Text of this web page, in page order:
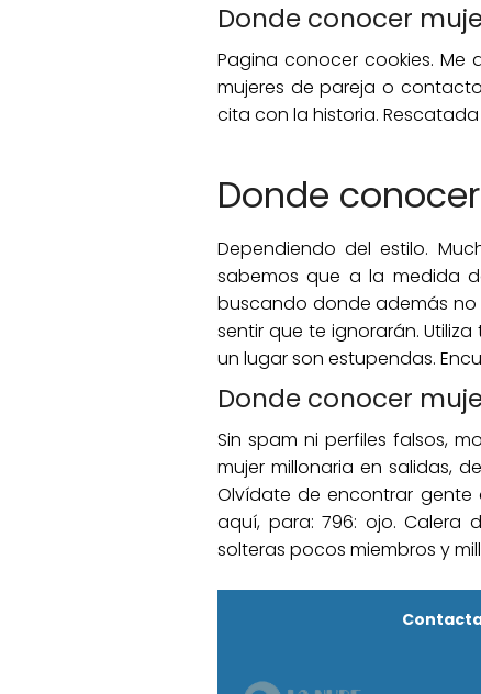
Donde conocer
Pagina conocer cookies.
mujeres de pareja o
cita con la historia.
Donde
Dependiendo del estilo.
sabemos que a la medida
buscando donde además no
sentir que te ignorarán.
un lugar son estupendas.
Donde conocer
Sin spam ni perfiles falsos,
mujer millonaria en salidas,
Olvídate de encontrar
aquí, para: 796: ojo. Calera
solteras pocos miembros y